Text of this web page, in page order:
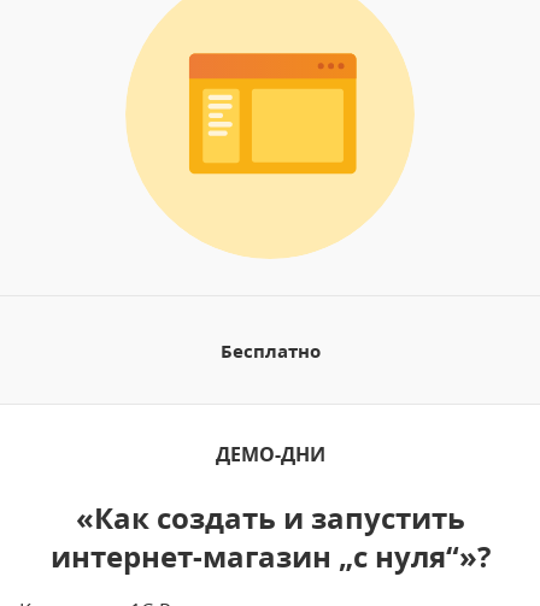
Бесплатно
ДЕМО-ДНИ
«Как создать и запустить
интернет-магазин „с нуля“»?